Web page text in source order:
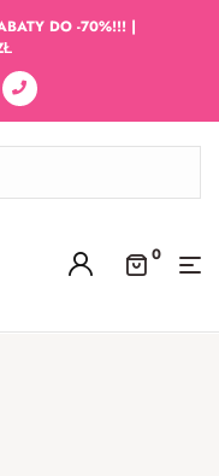
DO -70%!!! |
0